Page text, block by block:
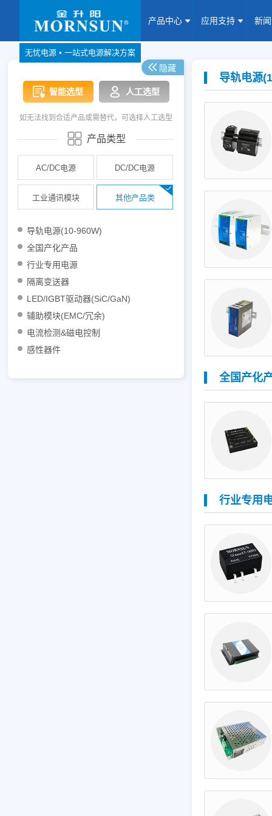
无忧电源 • 一站式电源解决方案
产品中心 应用支持 新
网站地图
Website map
产品中心
应用支持
新闻动态
联系我们
加入我们
功能板块
隐藏
智能选型 人工选型
如无法找到合适产品或需替代，可选择人工选型
产品类型
AC/DC电源 DC/DC电源
工业通讯模块 其他产品类
导轨电源(10-960W)
全国产化产品
行业专用电源
隔离变送器
LED/IGBT驱动器(SiC/GaN)
辅助模块(EMC/冗余)
电流检测&磁电控制
感性器件
导轨电源
全国产化
行业专用